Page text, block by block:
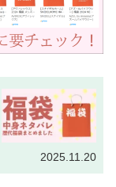
2025.11.20